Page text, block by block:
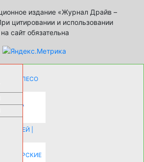
издание «Журнал Драйв –
цитировании и использовании
сайт обязательна
КОЛЕСО
3Д И
28291
НОГТЕЙ |